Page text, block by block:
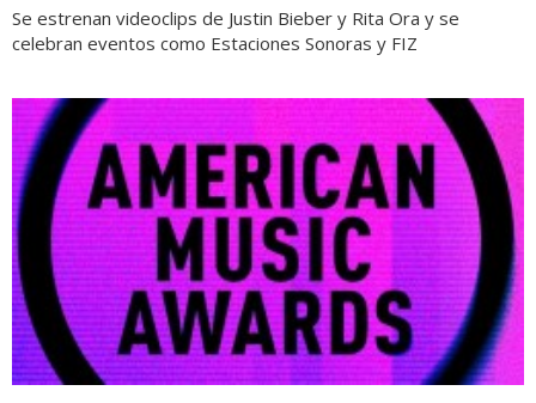
Se estrenan videoclips de Justin Bieber y Rita Ora y se
celebran eventos como Estaciones Sonoras y FIZ